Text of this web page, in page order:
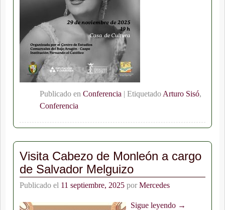
Publicado en Conferencia | Etiquetado Arturo Sisó,
Conferencia
Visita Cabezo de Monleón a cargo
de Salvador Melguizo
Publicado el 11 septiembre, 2025 por Mercedes
Sigue leyendo →